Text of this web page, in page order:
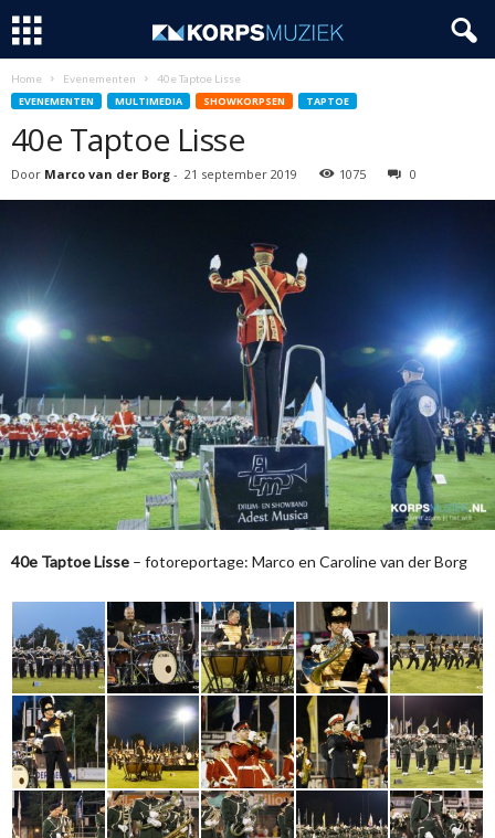
Home Evenementen 40e Taptoe Lisse
EVENEMENTEN MULTIMEDIA SHOWKORPSEN TAPTOE
40e Taptoe Lisse
Door Marco van der Borg - 21 september 2019 1075 0
40e Taptoe Lisse – fotoreportage: Marco en Caroline van der Borg